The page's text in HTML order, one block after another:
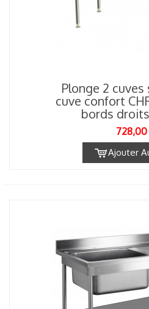
Plonge 2 cuves
cuve confort
bords
Ajouter